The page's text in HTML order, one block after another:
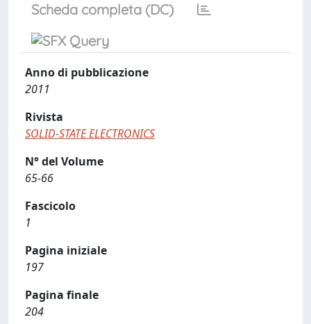
Scheda completa (DC)
Anno di pubblicazione
2011
Rivista
SOLID-STATE ELECTRONICS
N° del Volume
65-66
Fascicolo
1
Pagina iniziale
197
Pagina finale
204